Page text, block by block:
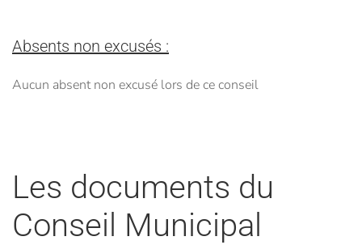
Absents non excusés :
Aucun absent non excusé lors de ce conseil
Les documents du
Conseil Municipal